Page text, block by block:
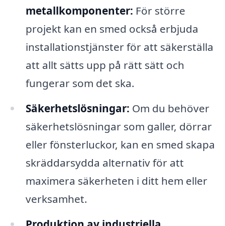
metallkomponenter: För större
projekt kan en smed också erbjuda
installationstjänster för att säkerställa
att allt sätts upp på rätt sätt och
fungerar som det ska.
Säkerhetslösningar: Om du behöver
säkerhetslösningar som galler, dörrar
eller fönsterluckor, kan en smed skapa
skräddarsydda alternativ för att
maximera säkerheten i ditt hem eller
verksamhet.